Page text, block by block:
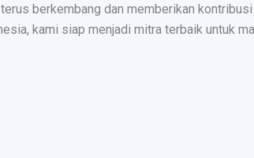
berkembang dan memberikan
kami siap menjadi mitra terbaik untuk